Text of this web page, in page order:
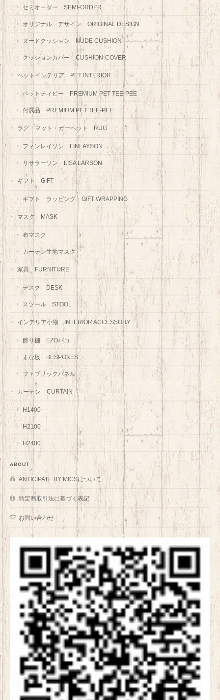
セミオーダー SEMI-ORDER
オリジナル デザイン ORIGINAL DESIGN
ヌードクッション NUDE CUSHION
クッションカバー CUSHION-COVER
ペットインテリア PET INTERIOR
ペットティピー PREMIUM PET TEE-PEE
付属品 PREMIUM PET TEE-PEE
ラグ・マット・カーペット RUG
フィンレイソン FINLAYSON
リサラーソン LISA LARSON
ギフト GIFT
ギフト ラッピング GIFT WRAPPING
マスク MASK
布マスク
カーテン生地マスク
家具 FURNITURE
デスク DESK
スツール STOOL
インテリア小物 INTERIOR ACCESSORY
飾り棚 EZOバコ
まな板 BESPOKES
ファブリックパネル
カーテン CURTAIN
H1400
H2100
H2400
ABOUT
ANTICIPATE BY MICSについて
特定商取引法に基づく表記
お問い合わせ